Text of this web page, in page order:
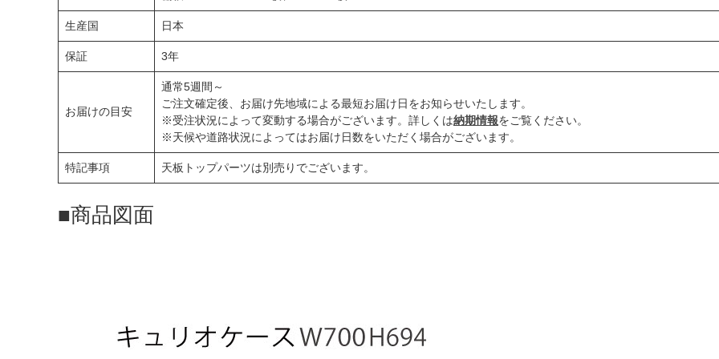
生産国 日本
保証 3年
お届けの目安
通常5週間～
ご注文確定後、お届け先地域による最短お届け日をお知らせいたします。
※受注状況によって変動する場合がございます。詳しくは納期情報をご覧ください。
※天候や道路状況によってはお届け日数をいただく場合がございます。
特記事項 天板トップパーツは別売りでございます。
■商品図面